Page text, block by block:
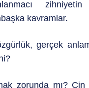
zihniyetin
kavramlar.
gerçek
zorunda mı? Çin